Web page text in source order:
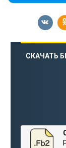
СКАЧАТЬ